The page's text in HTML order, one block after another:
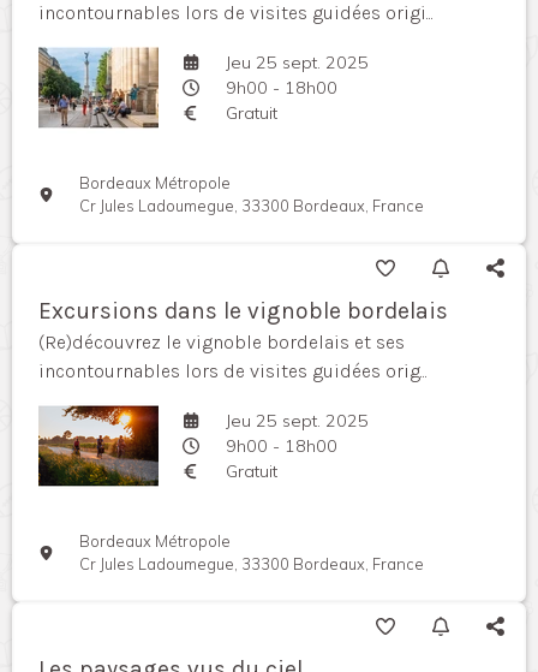
incontournables lors de visites guidées origi...
Jeu 25 sept. 2025
9h00 - 18h00
Gratuit
Bordeaux Métropole
Cr Jules Ladoumegue, 33300 Bordeaux, France
Excursions dans le vignoble bordelais
(Re)découvrez le vignoble bordelais et ses
incontournables lors de visites guidées orig...
Jeu 25 sept. 2025
9h00 - 18h00
Gratuit
Bordeaux Métropole
Cr Jules Ladoumegue, 33300 Bordeaux, France